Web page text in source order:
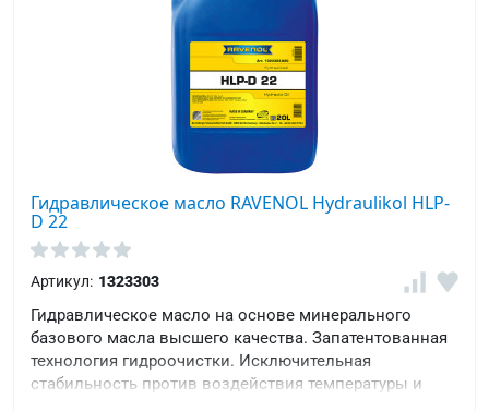
Гидравлическое масло RAVENOL Hydraulikol HLP-
D 22
Артикул: 1323303
Гидравлическое масло на основе минерального
базового масла высшего качества. Запатентованная
технология гидроочистки. Исключительная
стабильность против воздействия температуры и